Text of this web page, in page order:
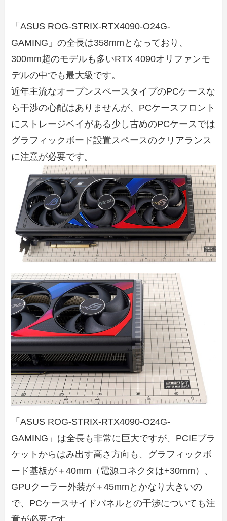
「ASUS ROG-STRIX-RTX4090-O24G-
GAMING」の全長は358mmとなっており、
300mm超のモデルも多いRTX 4090オリファンモ
デルの中でも最大級です。
近年主流なオープンスペースタイプのPCケースな
ら干渉の心配はありませんが、PCケースフロント
にストレージベイがある少し古めのPCケースでは
グラフィックボード設置スペースのクリアランス
に注意が必要です。
「ASUS ROG-STRIX-RTX4090-O24G-
GAMING」は全長も非常に巨大ですが、PCIEブラ
ケットからはみ出す高さ方向も、グラフィックボ
ード基板が＋40mm（電源コネクタは+30mm）、
GPUクーラー外装が＋45mmとかなり大きいの
で、PCケースサイドパネルとの干渉についても注